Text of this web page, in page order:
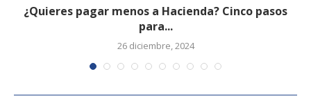
¿Quieres pagar menos a Hacienda? Cinco pasos
para...
26 diciembre, 2024